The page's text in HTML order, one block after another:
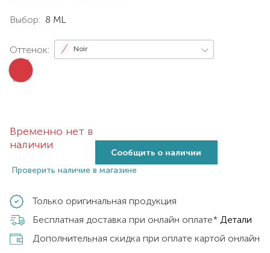
Выбор: 8 ML
Оттенок: Noir
Временно нет в
наличии
Сообщить о наличии
Проверить наличие в магазине
Только оригинальная продукция
Бесплатная доставка при онлайн оплате* Детали
Дополнительная скидка при оплате картой онлайн